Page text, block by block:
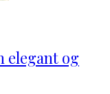
elegant og